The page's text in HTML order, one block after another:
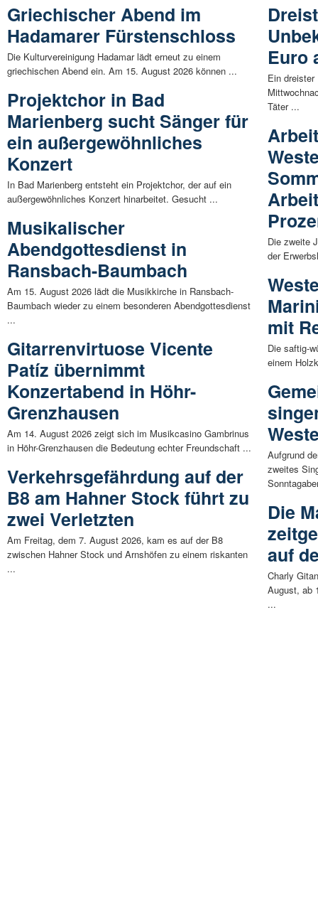
Griechischer Abend im
Hadamarer Fürstenschloss
Die Kulturvereinigung Hadamar lädt erneut zu einem
griechischen Abend ein. Am 15. August 2026 können ...
Projektchor in Bad
Marienberg sucht Sänger für
ein außergewöhnliches
Konzert
In Bad Marienberg entsteht ein Projektchor, der auf ein
außergewöhnliches Konzert hinarbeitet. Gesucht ...
Musikalischer
Abendgottesdienst in
Ransbach-Baumbach
Am 15. August 2026 lädt die Musikkirche in Ransbach-
Baumbach wieder zu einem besonderen Abendgottesdienst
...
Gitarrenvirtuose Vicente
Patíz übernimmt
Konzertabend in Höhr-
Grenzhausen
Am 14. August 2026 zeigt sich im Musikcasino Gambrinus
in Höhr-Grenzhausen die Bedeutung echter Freundschaft ...
Verkehrsgefährdung auf der
B8 am Hahner Stock führt zu
zwei Verletzten
Am Freitag, dem 7. August 2026, kam es auf der B8
zwischen Hahner Stock und Arnshöfen zu einem riskanten
...
Euro
Ein
Täter ...
Die zweite
der
mit
Die saftig-
einem
Aufgrund
zweites
Die
auf
Charly
August, ab
...